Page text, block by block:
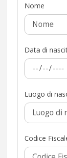
Nome
Data di
Luogo di
Codice